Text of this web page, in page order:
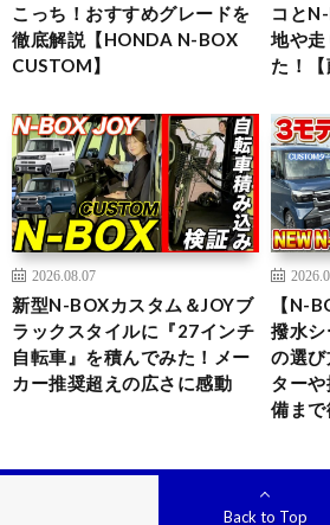
こっち！おすすめグレードを
徹底解説【HONDA N-BOX
CUSTOM】
コと
地や
た！【
2026.08.07
新型N-BOXカスタム＆JOYブ
ラックスタイルに『27インチ
自転車』を積んでみた！メー
カー推奨超えの広さに感動
【N-
撥水
の選
ター
備まで
Back to Top